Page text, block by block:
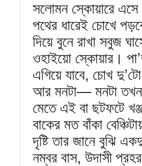
সলোমন স্কোয়ারে এসে
পথের ধারেই চোখে
দিয়ে বুনে রাখা সবুজ
ওহাইয়ো স্কোয়ার।
এগিয়ে যাবে, চোখ
আর মনটা— মনটা
মেতে এই বা ছটফটে
বাকের মত বাঁকা
দৃষ্টি তার জানে বুঝি
নম্বর বাস, উদাসী